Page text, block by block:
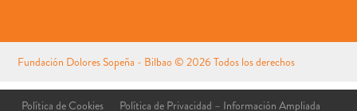
Fundación Dolores Sopeña - Bilbao © 2026 Todos los derechos
reservados Aviso Legal
Política de Cookies Política de Privacidad – Información Ampliada